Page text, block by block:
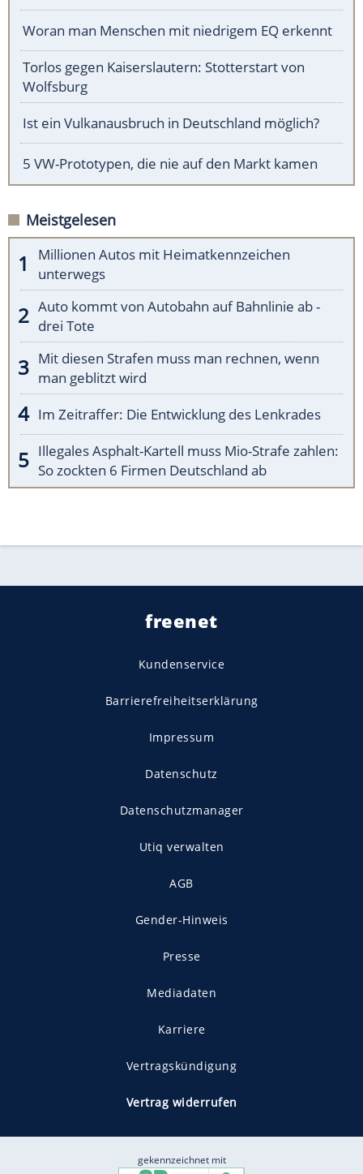
Woran man Menschen mit niedrigem EQ erkennt
Torlos gegen Kaiserslautern: Stotterstart von
Wolfsburg
Ist ein Vulkanausbruch in Deutschland möglich?
5 VW-Prototypen, die nie auf den Markt kamen
Meistgelesen
Millionen Autos mit Heimatkennzeichen
unterwegs
Auto kommt von Autobahn auf Bahnlinie ab -
drei Tote
Mit diesen Strafen muss man rechnen, wenn
man geblitzt wird
Im Zeitraffer: Die Entwicklung des Lenkrades
Illegales Asphalt-Kartell muss Mio-Strafe zahlen:
So zockten 6 Firmen Deutschland ab
freenet
Kundenservice
Barrierefreiheitserklärung
Impressum
Datenschutz
Datenschutzmanager
Utiq verwalten
AGB
Gender-Hinweis
Presse
Mediadaten
Karriere
Vertragskündigung
Vertrag widerrufen
gekennzeichnet mit